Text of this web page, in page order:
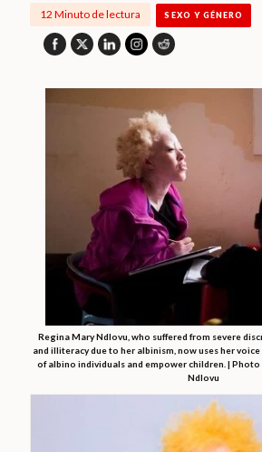
12 Minuto de lectura SEXO Y GÉNERO
Regina Mary Ndlovu, who suffered from severe
and illiteracy due to her albinism, now uses her
of albino individuals and empower children. |
Ndlovu